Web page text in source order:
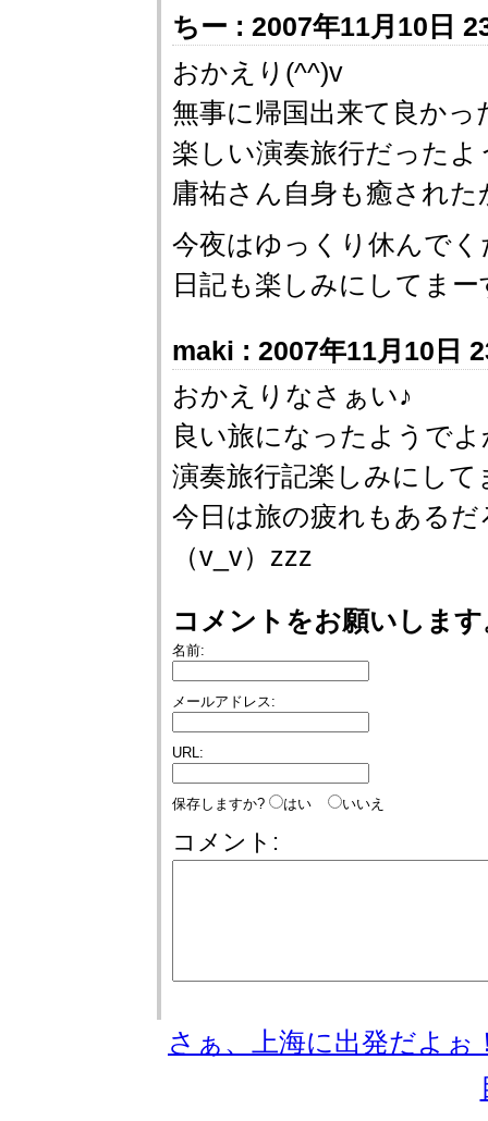
ちー : 2007年11月10日
おかえり(^^)v
無事に帰国出来て良かっ
楽しい演奏旅行だった
庸祐さん自身も癒された
今夜はゆっくり休んで
日記も楽しみにしてまー
maki : 2007年11月10日
おかえりなさぁい♪
良い旅になったようで
演奏旅行記楽しみにして
今日は旅の疲れもある
（v_v）zzz
コメントをお願いします
名前:
メールアドレス:
URL:
保存しますか? はい いいえ
コメント:
さぁ、上海に出発だよぉ